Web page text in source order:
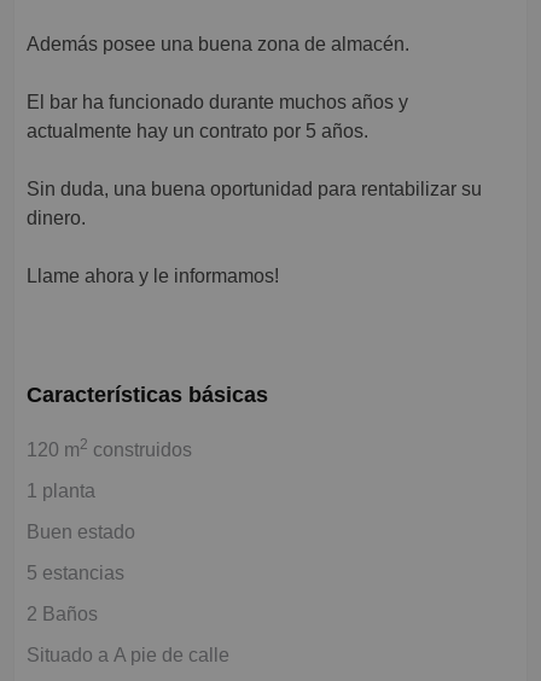
Además posee una buena zona de almacén.
El bar ha funcionado durante muchos años y
actualmente hay un contrato por 5 años.
Sin duda, una buena oportunidad para rentabilizar su
dinero.
Llame ahora y le informamos!
Características básicas
120 m2 construidos
1 planta
Buen estado
5 estancias
2 Baños
Situado a A pie de calle